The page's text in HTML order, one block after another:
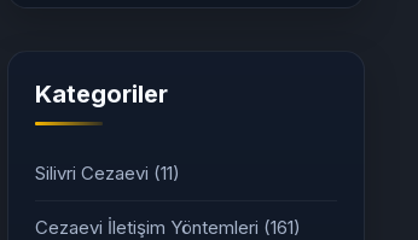
Kategoriler
Silivri Cezaevi (11)
Cezaevi İletişim Yöntemleri (161)